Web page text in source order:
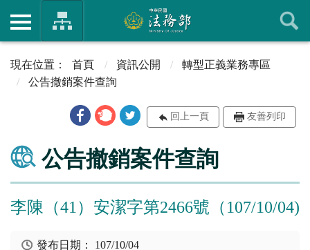
首頁 資訊公開
轉型正義業務專區
公告撤銷案件查詢
回上一頁 友善列印
公告撤銷案件查詢
李陳（41）安潔字第2466號（107/10/04)
發布日期： 107/10/04